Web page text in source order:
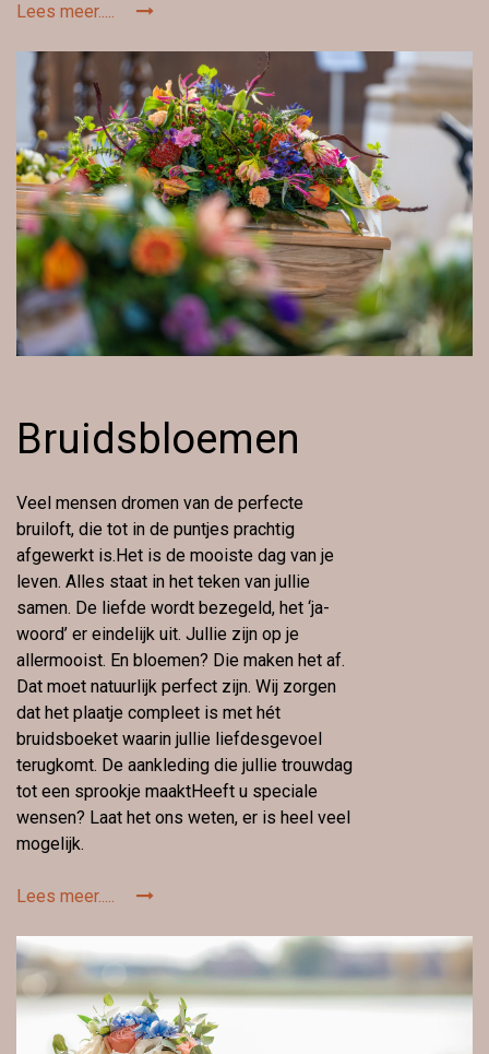
Lees meer.....
Bruidsbloemen
Veel mensen dromen van de perfecte
bruiloft, die tot in de puntjes prachtig
afgewerkt is.Het is de mooiste dag van je
leven. Alles staat in het teken van jullie
samen. De liefde wordt bezegeld, het ‘ja-
woord’ er eindelijk uit. Jullie zijn op je
allermooist. En bloemen? Die maken het af.
Dat moet natuurlijk perfect zijn. Wij zorgen
dat het plaatje compleet is met hét
bruidsboeket waarin jullie liefdesgevoel
terugkomt. De aankleding die jullie trouwdag
tot een sprookje maaktHeeft u speciale
wensen? Laat het ons weten, er is heel veel
mogelijk.
Lees meer.....